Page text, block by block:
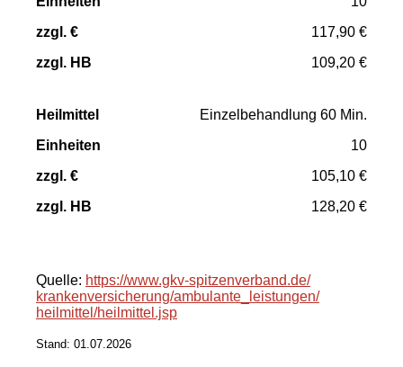
117,90 €
109,20 €
Einzelbehandlung 60 Min.
10
105,10 €
128,20 €
Quelle: https://www.gkv-spitzenverband.de/
krankenversicherung/ambulante_leistungen/
heilmittel/heilmittel.jsp
Stand: 01.07.2026